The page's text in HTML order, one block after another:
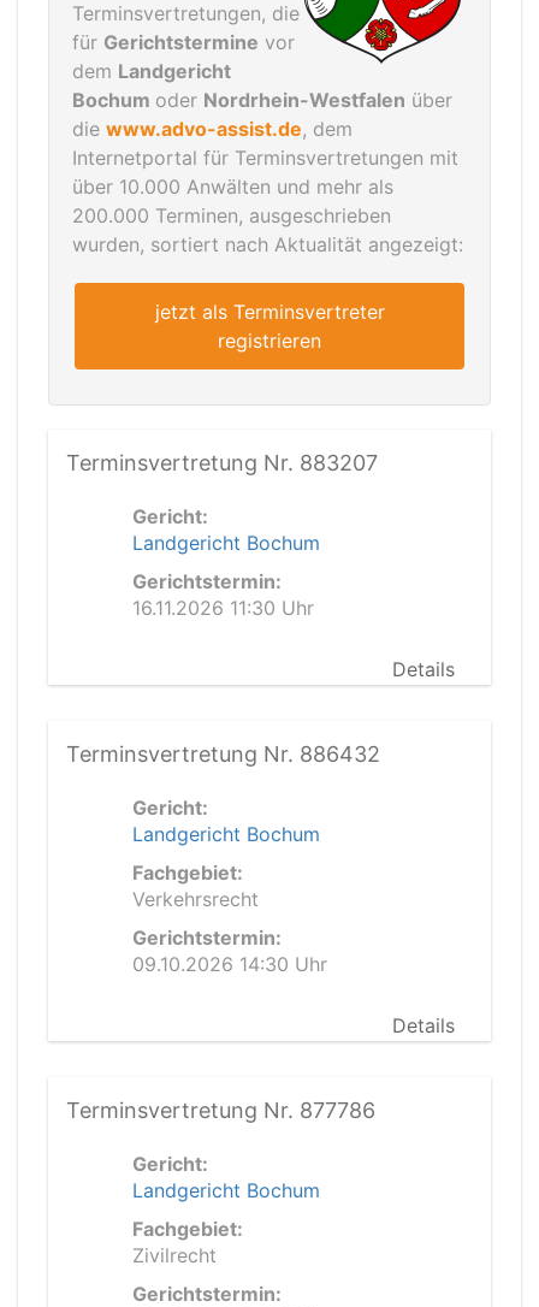
Terminsvertretungen, die
für Gerichtstermine vor
dem Landgericht
Bochum oder Nordrhein-Westfalen über
die www.advo-assist.de, dem
Internetportal für Terminsvertretungen mit
über 10.000 Anwälten und mehr als
200.000 Terminen, ausgeschrieben
wurden, sortiert nach Aktualität angezeigt:
jetzt als Terminsvertreter
registrieren
Terminsvertretung Nr. 883207
Gericht:
Landgericht Bochum
Gerichtstermin:
16.11.2026 11:30 Uhr
Details
Terminsvertretung Nr. 886432
Gericht:
Landgericht Bochum
Fachgebiet:
Verkehrsrecht
Gerichtstermin:
09.10.2026 14:30 Uhr
Details
Terminsvertretung Nr. 877786
Gericht:
Landgericht Bochum
Fachgebiet:
Zivilrecht
Gerichtstermin: